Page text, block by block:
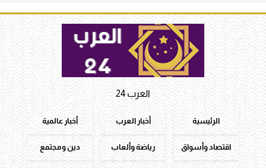
العرب 24
الرئيسية أخبار العرب أخبار عالمية
اقتصاد وأسواق رياضة وألعاب دين ومجتمع